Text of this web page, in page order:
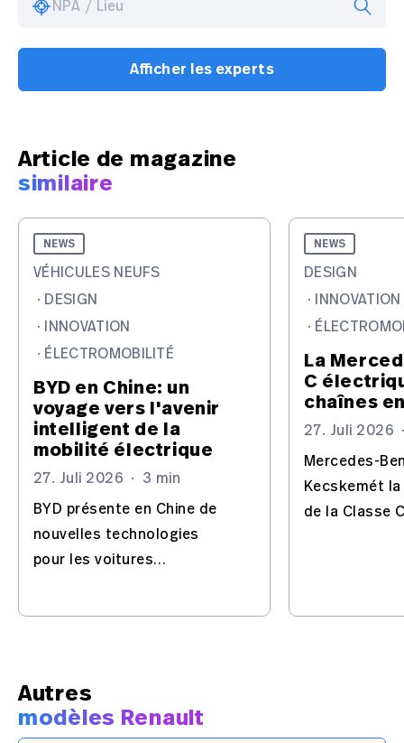
NPA / Lieu
Afficher les experts
Article de magazine
similaire
NEWS
VÉHICULES NEUFS
· DESIGN
· INNOVATION
· ÉLECTROMOBILITÉ
BYD en Chine: un
voyage vers l'avenir
intelligent de la
mobilité électrique
27. Juli 2026 · 3 min
BYD présente en Chine de
nouvelles technologies
pour les voitures
mire.
NEWS
DESIGN
· INNOVATION
·
La
C
chaînes
27. Juli 2026
Mercedes-
Kecskemét
de la Classe
Autres
modèles Renault